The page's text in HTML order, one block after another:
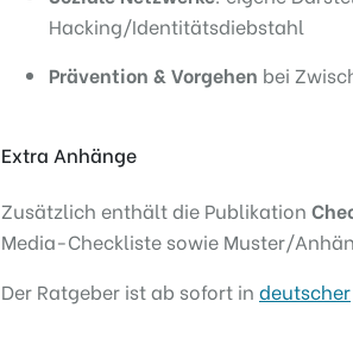
Hacking/Identitätsdiebstahl
Prävention & Vorgehen bei
Extra Anhänge
Zusätzlich enthält die Publikation
Media-Checkliste sowie Muster/
Der Ratgeber ist ab sofort in deutscher